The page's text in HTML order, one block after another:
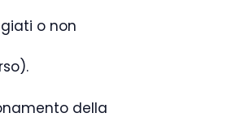
o non
della